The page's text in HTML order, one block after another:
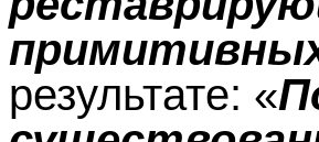
результате: «